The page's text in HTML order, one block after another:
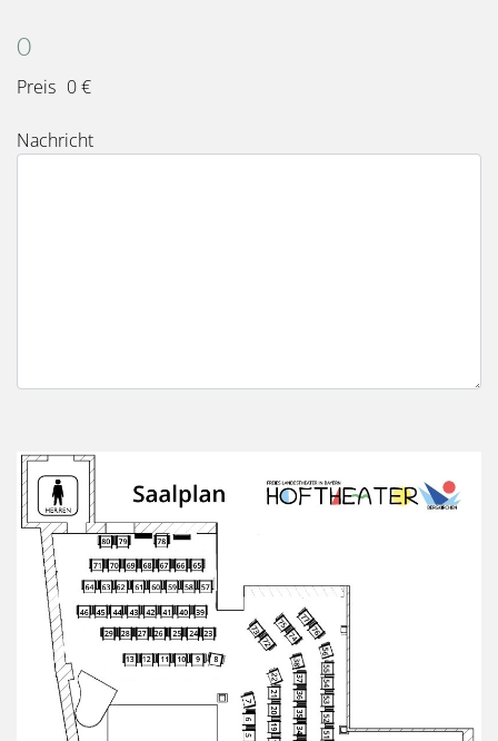
Gesamt
0
Preis 0 €
Nachricht
Bild